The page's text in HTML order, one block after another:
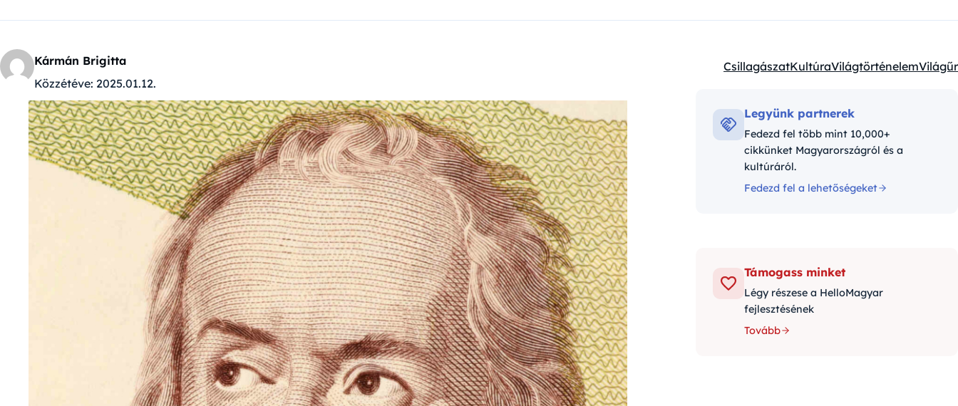
Kármán Brigitta
Közzétéve: 2025.01.12.
Kategóriák:
CsillagászatKultúraVilágtörténelemVilágűr
Legyünk partnerek
Fedezd fel több mint 10,000+
cikkünket Magyarországról és a
kultúráról.
Fedezd fel a lehetőségeket
Támogass minket
Légy részese a HelloMagyar
fejlesztésének
Tovább